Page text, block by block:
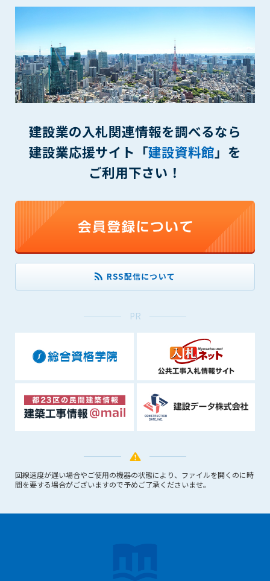
建設業の入札関連情報を調べるなら
建設業応援サイト「建設資料館」を
ご利用下さい！
RSS配信について
PR
回線速度が遅い場合やご使用の機器の状態により、ファイルを開くのに時
間を要する場合がございますので予めご了承くださいませ。
(3) 第三者または管理者を誹謗中傷する行為
(4) 有害なコンピュータプログラム等を送信又は書き込む行為
(5) 第三者に不利益を与える行為
(6) 管理者が承認していない営利を目的とした行為
(7) 公序良俗に反する行為
(8) 犯罪的行為に結びつく行為
(9) その他、法律に反する行為
(10) 建設資料館から知り得た情報及びダウンロードした情報
に第三者に提供すること
第7条（登録内容の削除）
管理者は、会員が登録した内容が以下に該当する、またはその
(1) 登録されている情報が、第6条の定める禁止事項に該当する
と管理者が、判断した場合
(2) 建設資料館の運営および保守管理上、必要と判断した場合
(3) 広告掲載料金の支払が遅延した場合
(4) その他、管理者が不適当と判断した場合
第8条（サービスの変更・中止等）
管理者は、会員の承諾なく、本サービス内容の変更(新規追加、
できるものとします。これに起因する会員または他の第三者が
被った損害について管理者は､一切の責任をも負わないものと
します。
第9条（会員の個人情報）
会員の氏名、住所、性別、年齢、メールアドレスその他本サー
ビスの提供に関連して管理者が知り得た会員の個人情報（以下
個人情報といいます）について、管理者は、以下の各号に該当
する場合を除き、第三者に開示または提供しないものとしま
す。
(2) 個々の会員を特定できない統計的な処理をした形式で第三
者に提供する場合
(3) 第三者および管理者の権利、財産、安全等を保護するため
(4) 法令等により開示を求められた場合